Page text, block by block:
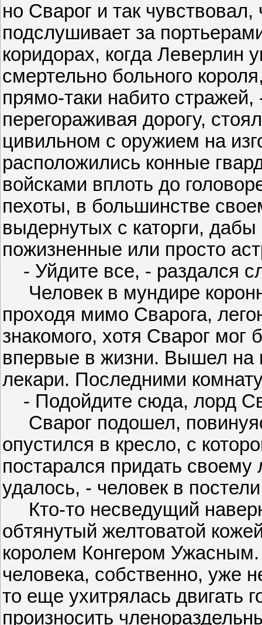
но Сварог и так
подслушивает за
коридорах, когда Леверлин
смертельно больного
прямо-таки набито
перегораживая дорогу,
цивильном с оружием на
расположились конные
войсками вплоть до
пехоты, в большинстве
выдернутых с каторги,
пожизненные или просто
- Уйдите все, - раздался
Человек в мундире
проходя мимо Сварога,
знакомого, хотя Сварог мог
впервые в жизни. Вышел на
лекари. Последними
- Подойдите сюда, лорд
Сварог подошел,
опустился в кресло, с
постарался придать своему
удалось, - человек в
Кто-то несведущий
обтянутый желтоватой
королем Конгером
человека, собственно, уже
то еще ухитрялась двигать
произносить